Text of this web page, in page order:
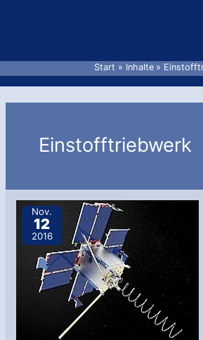
Start Inhalte
Einstofftriebwerk
Nov.
12
2016